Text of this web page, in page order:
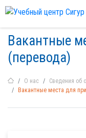
Вакантные
(перевода)
О нас
Сведения об
Вакантные места для